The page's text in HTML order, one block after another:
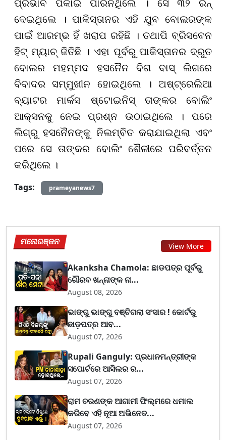
ପ୍ରଭାବ ପକାଇ ପାରିନଥିଲେ । ସେ ୩୨ ରନ୍
ଦେଇଥିଲେ । ପାକିସ୍ତାନର ଏହି ଯୁବ ବୋଲରଙ୍କ
ପାଇଁ ଆରମ୍ଭ ହିଁ ଖରାପ ରହିଛି । ତଥାପି ବ୍ରିସବେନ
ହିଟ୍ ମ୍ୟାଚ୍ ଜିତିଛି । ଏହା ପୂର୍ବରୁ ପାକିସ୍ତାନର ଦ୍ରୁତ
ବୋଲର ମହମ୍ମଦ ହସନୈନ ବିଗ ବାସ୍ ଲିଗରେ
ବିବାଦର ସମ୍ମୁଖୀନ ହୋଇଥିଲେ । ଅଷ୍ଟ୍ରେଲିଆ
ବ୍ୟାଟର ମାର୍କସ ଷ୍ଟୋଇନିସ୍ ତାଙ୍କର ବୋଲିଂ
ଆକ୍ସନକୁ ନେଇ ପ୍ରଶ୍ନ ଉଠାଇଥିଲେ । ପରେ
ଲିଗ୍ରୁ ହସନୈନଙ୍କୁ ନିଲମ୍ବିତ କରାଯାଇଥିଲା ଏବଂ
ପରେ ସେ ତାଙ୍କର ବୋଲିଂ ଶୈଳୀରେ ପରିବର୍ତ୍ତନ
କରିଥିଲେ ।
Tags:
prameyanews7
ମନୋରଞ୍ଜନ View More
Akanksha Chamola: ଛାଡପତ୍ର ପୂର୍ବରୁ
ଗୌରବ ଖନ୍ନାଙ୍କ ନା...
August 08, 2026
ଭାଙ୍ଗୁ ଭାଙ୍ଗୁ ବଞ୍ଚିଗଲା ସଂସାର ! କୋର୍ଟରୁ
ଛାଡ଼ପତ୍ର ଆବ...
August 07, 2026
Rupali Ganguly: ପ୍ରଧାନମନ୍ତ୍ରୀଙ୍କ
ସପୋର୍ଟରେ ଆସିଲର ର...
August 07, 2026
ରାମ ଚରଣଙ୍କ ଆଗାମୀ ଫିଲ୍ମରେ ଧମାଲ
କରିବେ ଏହି ନୂଆ ଅଭିନେତ...
August 07, 2026